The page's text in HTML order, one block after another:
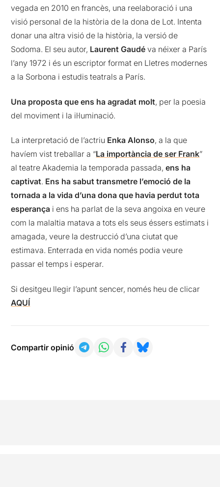
vegada en 2010 en francès, una reelaboració i una
visió personal de la història de la dona de Lot. Intenta
donar una altra visió de la història, la versió de
Sodoma. El seu autor, Laurent Gaudé va néixer a París
l’any 1972 i és un escriptor format en Lletres modernes
a la Sorbona i estudis teatrals a París.
Una proposta que ens ha agradat molt, per la poesia
del moviment i la il·luminació.
La interpretació de l’actriu Enka Alonso, a la que
havíem vist treballar a “La importància de ser Frank”
al teatre Akademia la temporada passada,ens ha
captivat. Ens ha sabut transmetre l’emoció de la
tornada a la vida d’una dona que havia perdut tota
esperança i ens ha parlat de la seva angoixa en veure
com la malaltia matava a tots els seus éssers estimats i
amagada, veure la destrucció d’una ciutat que
estimava. Enterrada en vida només podia veure
passar el temps i esperar.
Si desitgeu llegir l’apunt sencer, només heu de clicar
AQUÍ
Compartir opinió